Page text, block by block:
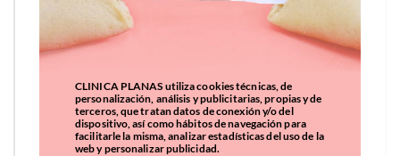
CLINICA PLANAS utiliza cookies técnicas, de
personalización, análisis y publicitarias, propias y de
terceros, que tratan datos de conexión y/o del
dispositivo, así como hábitos de navegación para
facilitarle la misma, analizar estadísticas del uso de la
web y personalizar publicidad.